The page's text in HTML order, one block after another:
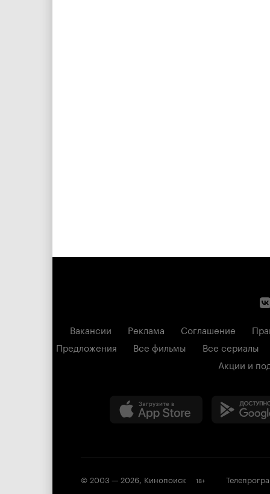
Вакансии Реклама Соглашение
Предложения
Все фильмы
Все сериалы
Акции и
© 2003 — 2026, Кинопоиск 18+